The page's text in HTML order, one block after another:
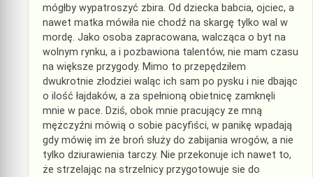
mógłby wypatroszyć zbira. Od dziecka babcia, ojciec, a
nawet matka mówiła nie chodź na skargę tylko wal w
mordę. Jako osoba zapracowana, walcząca o byt na
wolnym rynku, a i pozbawiona talentów, nie mam czasu
na większe przygody. Mimo to przepędziłem
dwukrotnie złodziei waląc ich sam po pysku i nie dbając
o ilość łajdaków, a za spełnioną obietnicę zamknęli
mnie w pace. Dziś, obok mnie pracujący ze mną
mężczyźni mówią o sobie pacyfiści, w panikę wpadają
gdy mówię im że broń służy do zabijania wrogów, a nie
tylko dziurawienia tarczy. Nie przekonuje ich nawet to,
że strzelając na strzelnicy przygotowuje sie do